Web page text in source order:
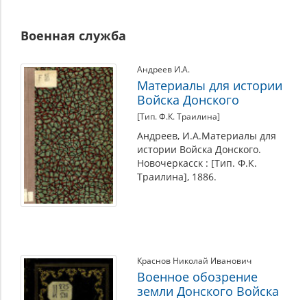
Военная служба
Андреев И.А.
Материалы для истории
Войска Донского
[Тип. Ф.К. Траилина]
Андреев, И.А.Материалы для
истории Войска Донского.
Новочеркасск : [Тип. Ф.К.
Траилина], 1886.
Краснов Николай Иванович
Военное обозрение
земли Донского Войска